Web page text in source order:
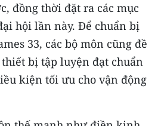
đồng thời đặt ra các mục
hội lần này. Để chuẩn bị
33, các bộ môn cũng đề
bị tập luyện đạt chuẩn
kiện tối ưu cho vận động